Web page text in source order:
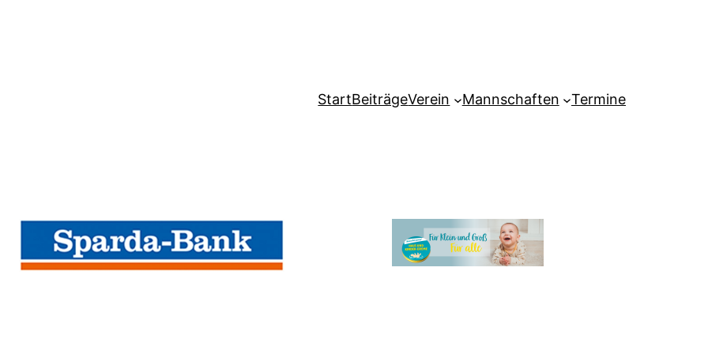
StartBeiträgeVerein Mannschaften Termine